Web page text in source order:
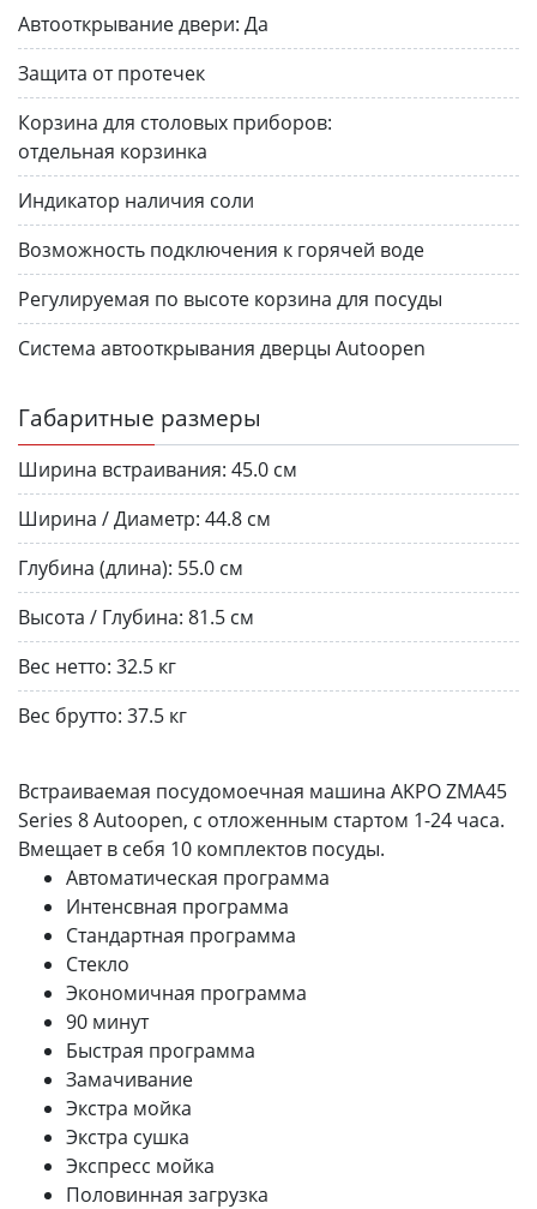
Автооткрывание двери: Да
Защита от протечек
Корзина для столовых приборов:
отдельная корзинка
Индикатор наличия соли
Возможность подключения к горячей воде
Регулируемая по высоте корзина для посуды
Система автооткрывания дверцы Autoopen
Габаритные размеры
Ширина встраивания: 45.0 см
Ширина / Диаметр: 44.8 см
Глубина (длина): 55.0 см
Высота / Глубина: 81.5 см
Вес нетто: 32.5 кг
Вес брутто: 37.5 кг
Встраиваемая посудомоечная машина AKPO ZMA45
Series 8 Autoopen, с отложенным стартом 1-24 часа.
Вмещает в себя 10 комплектов посуды.
Автоматическая программа
Интенсвная программа
Стандартная программа
Стекло
Экономичная программа
90 минут
Быстрая программа
Замачивание
Экстра мойка
Экстра сушка
Экспресс мойка
Половинная загрузка